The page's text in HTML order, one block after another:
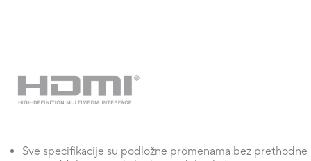
Sve specifikacije su podložne promenama bez prethodne